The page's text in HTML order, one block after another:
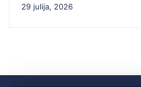
29 julija, 2026